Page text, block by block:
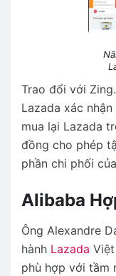
Trao đổi với
Lazada xác
mua lại Lazada
đồng cho phép
phần chi phối
Alibaba
Ông Alexandre
hành Lazada
phù hợp với tầm